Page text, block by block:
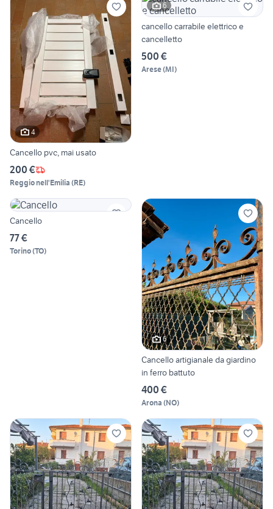
4
Cancello pvc, mai usato
200 €
Reggio nell'Emilia (RE)
6
cancello carrabile elettrico e
cancelletto
500 €
Arese(MI)
Cancello
77 €
Torino(TO)
6
Cancello artigianale da giardino
in ferro battuto
400 €
Arona (NO)